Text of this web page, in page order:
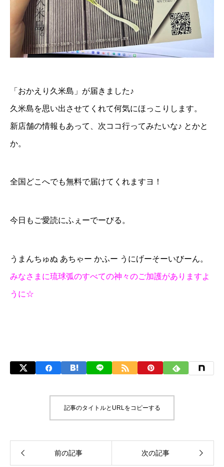
「おかえり久米島」が届きました♪
久米島を思い出させてくれて何気にほっこりします。
新店舗の情報もあって、次ココ行ってみたいな♪ とかと
か。
全国どこへでも無料で届けてくれますヨ！
今日もご愛読にふぇーでーびる。
うまんちゅぬ あちゃー かふー うにげーそーいびーん。
みなさまに琉球弧のすべての神々のご加護がありますよ
うに☆
記事のタイトルとURLをコピーする